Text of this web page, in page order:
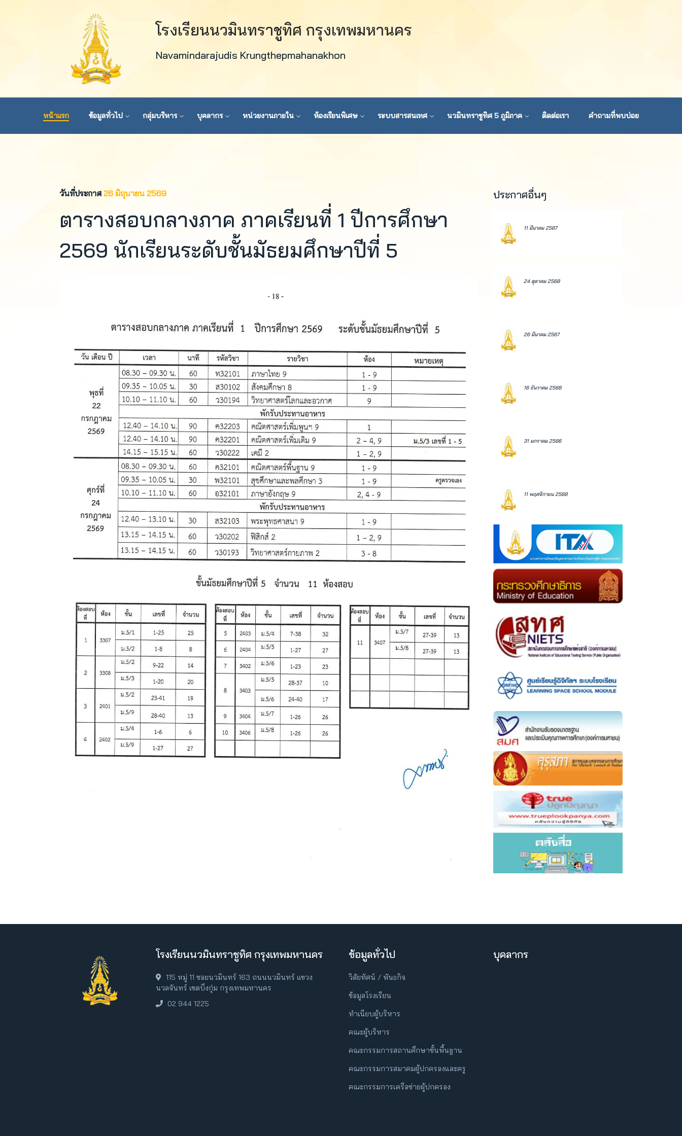
โรงเรียนนวมินทราชูทิศ กรุงเทพมหานคร
Navamindarajudis Krungthepmahanakhon
หน้าแรก ข้อมูลทั่วไป กลุ่มบริหาร บุคลากร หน่วยงานภายใน ห้องเรียนพิเศษ ระบบสารสนเทศ นวมินทราชูทิศ 5 ภูมิภาค ติดต่อเรา คำถามที่พบบ่อย
วันที่ประกาศ 26 มิถุนายน 2569
ตารางสอบกลางภาค ภาคเรียนที่ 1 ปีการศึกษา
2569 นักเรียนระดับชั้นมัธยมศึกษาปีที่ 5
ประกาศอื่นๆ
11 มีนาคม 2567
24 ตุลาคม 2568
26 มีนาคม 2567
16 ธันวาคม 2568
31 มกราคม 2566
11 พฤศจิกายน 2568
โรงเรียนนวมินทราชูทิศ กรุงเทพมหานคร
115 หมู่ 11 ซอยนวมินทร์ 163 ถนนนวมินทร์ แขวง
นวลจันทร์ เขตบึงกุ่ม กรุงเทพมหานคร
02 944 1225
ข้อมูลทั่วไป
วิสัยทัศน์ / พันธกิจ
ข้อมูลโรงเรียน
ทำเนียบผู้บริหาร
คณะผู้บริหาร
คณะกรรมการสถานศึกษาขั้นพื้นฐาน
คณะกรรมการสมาคมผู้ปกครองและครู
คณะกรรมการเครือข่ายผู้ปกครอง
บุคลากร